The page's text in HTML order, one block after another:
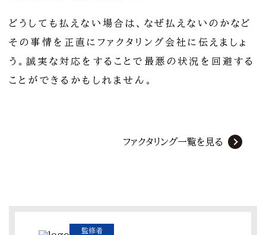
どうしても払えない場合は、なぜ払えないのかなど
その事情を正直にファクタリング会社に伝えましょ
う。誠実な対応をすることで最悪の状況を回避する
ことができるかもしれません。
ファクタリング一覧を見る
監修者